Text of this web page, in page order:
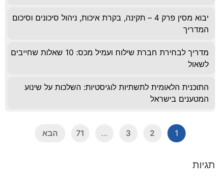
יבוא מסין פרק 4 – תקינה, בקרת איכות, ניהול סיכונים וסיכום
המדריך
מדריך לבחירת חברת שילוח ועמיל מכס: 10 שאלות שחייבים
לשאול
התוכנית הלאומית לתשתיות לוגיסטיות: השלכות על שינוע
המטענים בישראל
1
2
3
…
71 הבא
תגיות